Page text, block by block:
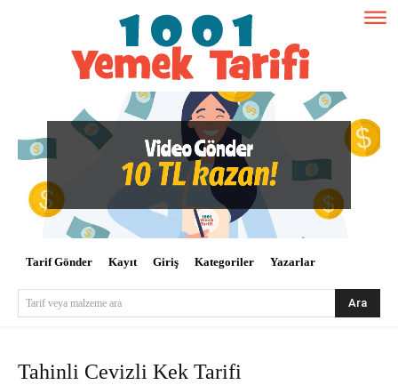
Tarif Gönder Kayıt Giriş Kategoriler Yazarlar
Tarif veya malzeme ara Ara
Tahinli Cevizli Kek Tarifi